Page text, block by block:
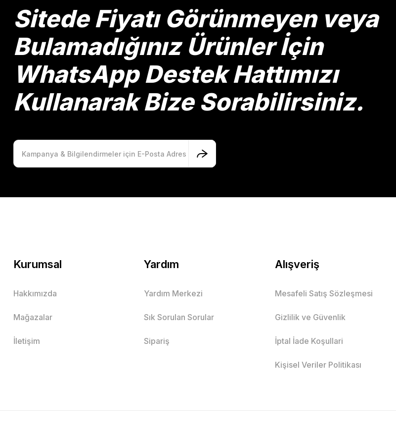
Ürün fiyatı diğer sitelerden daha pahalı.
Bu ürüne benzer farklı alternatifler olmalı.
Gönder
Sitede Fiyatı Görünmeyen veya
Bulamadığınız Ürünler İçin
WhatsApp Destek Hattımızı
Kullanarak Bize Sorabilirsiniz.
Kurumsal
Hakkımızda
Mağazalar
İletişim
Yardım
Yardım Merkezi
Sık Sorulan Sorular
Sipariş
Alışveriş
Mesafeli Satış Sözleşmesi
Gizlilik ve Güvenlik
İptal İade Koşullari
Kişisel Veriler Politikası